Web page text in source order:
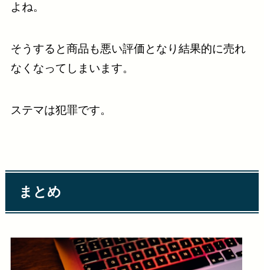
よね。
そうすると商品も悪い評価となり結果的に売れ
なくなってしまいます。
ステマは犯罪です。
まとめ